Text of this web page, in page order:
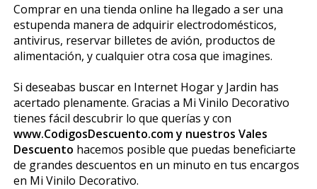
Comprar en una tienda online ha llegado a ser una
estupenda manera de adquirir electrodomésticos,
antivirus, reservar billetes de avión, productos de
alimentación, y cualquier otra cosa que imagines.
Si deseabas buscar en Internet Hogar y Jardin has
acertado plenamente. Gracias a Mi Vinilo Decorativo
tienes fácil descubrir lo que querías y con
www.CodigosDescuento.com y nuestros Vales
Descuento hacemos posible que puedas beneficiarte
de grandes descuentos en un minuto en tus encargos
en Mi Vinilo Decorativo.